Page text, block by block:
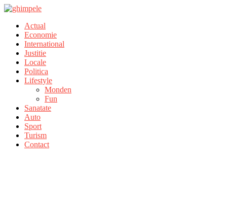
Actual
Economie
International
Justitie
Locale
Politica
Lifestyle
Monden
Fun
Sanatate
Auto
Sport
Turism
Contact